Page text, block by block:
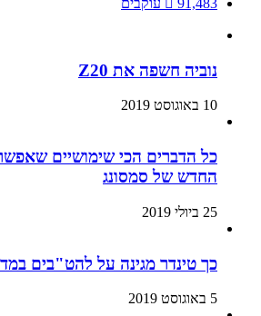
91,483
עוקבים
נוביה חשפה את Z20
10 באוגוסט 2019
כל הדברים הכי שימושיים
החדש של סמסונג
25 ביולי 2019
כך טינדר מגינה על להט"בים
5 באוגוסט 2019